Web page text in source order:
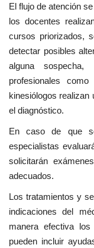
El flujo de atención
los docentes
cursos priorizados,
detectar posibles
alguna
profesionales
kinesiólogos realizan
el diagnóstico.
En caso de que
especialistas
solicitarán
adecuados.
Los tratamientos y
indicaciones del
manera efectiva
pueden incluir